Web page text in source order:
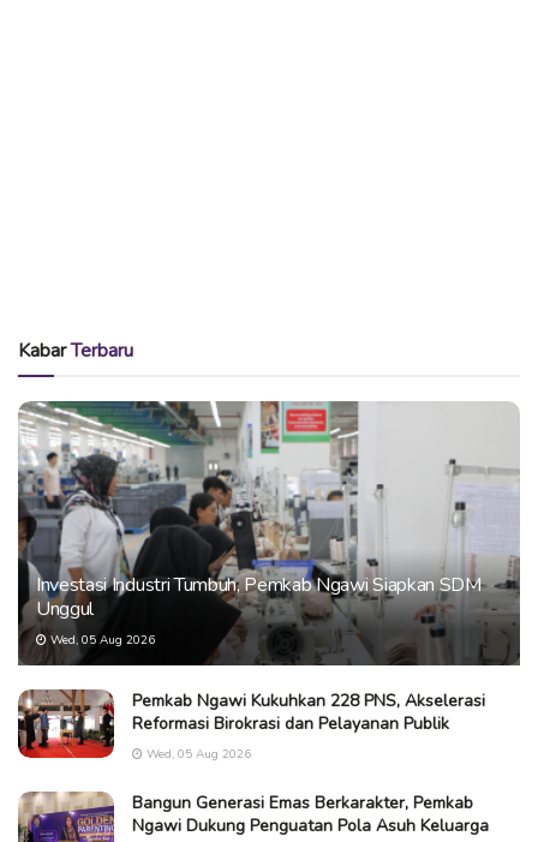
KabarTerbaru
Investasi Industri Tumbuh, Pemkab Ngawi Siapkan SDM
Unggul
Wed, 05 Aug 2026
Pemkab Ngawi Kukuhkan 228 PNS, Akselerasi
Reformasi Birokrasi dan Pelayanan Publik
Wed, 05 Aug 2026
Bangun Generasi Emas Berkarakter, Pemkab
Ngawi Dukung Penguatan Pola Asuh Keluarga